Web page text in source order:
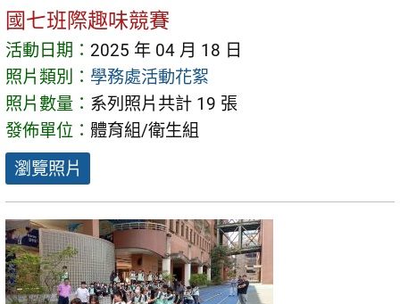
國七班際趣味競賽
活動日期： 2025 年 04 月 18 日
照片類別： 學務處活動花絮
照片數量： 系列照片共計 19 張
發佈單位： 體育組/衛生組
瀏覽照片